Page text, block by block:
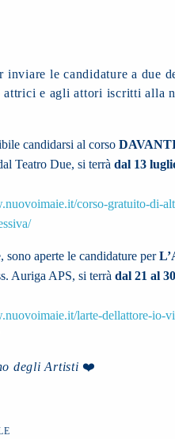
inviare le candidature a due
e agli attori iscritti alla
candidarsi al corso
Teatro Due, si terrà dal 13
corso-gratuito-di-
sono aperte le candidature per
Auriga APS, si terrà dal 21 al
larte-dellattore-io-
degli Artisti ❤️